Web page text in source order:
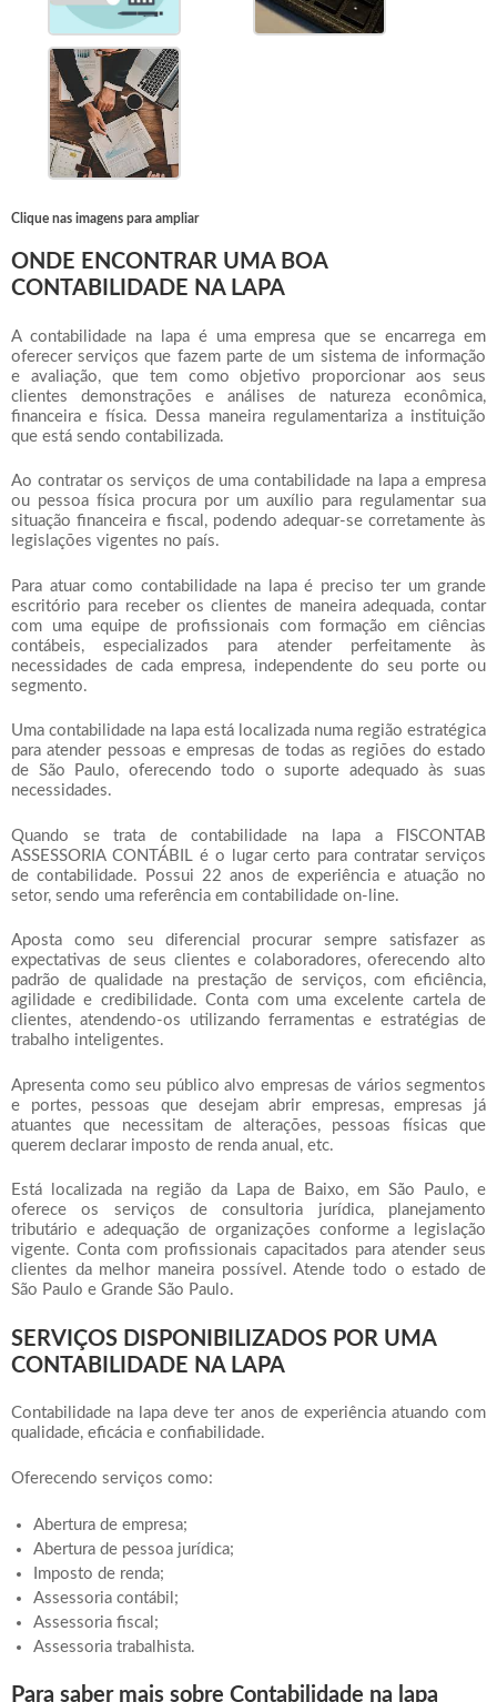
Clique nas imagens para ampliar
ONDE ENCONTRAR UMA BOA
CONTABILIDADE NA LAPA
A contabilidade na lapaé uma empresa que se encarrega em
oferecer serviços que fazem parte de um sistema de informação
e avaliação, que tem como objetivo proporcionar aos seus
clientes demonstrações e análises de natureza econômica,
financeira e física. Dessa maneira regulamentariza a instituição
que está sendo contabilizada.
Ao contratar os serviços de umacontabilidade na lapaa empresa
ou pessoa física procura por um auxílio para regulamentar sua
situação financeira e fiscal, podendo adequar-se corretamente às
legislações vigentes no país.
Para atuar como contabilidade na lapaé preciso ter um grande
escritório para receber os clientes de maneira adequada, contar
com uma equipe de profissionais com formação em ciências
contábeis, especializados para atender perfeitamente às
necessidades de cada empresa, independente do seu porte ou
segmento.
Uma contabilidade na lapa está localizada numa região estratégica
para atender pessoas e empresas de todas as regiões do estado
de São Paulo, oferecendo todo o suporte adequado às suas
necessidades.
Quando se trata de contabilidade na lapa a FISCONTAB
ASSESSORIA CONTÁBIL é o lugar certo para contratar serviços
de contabilidade. Possui 22 anos de experiência e atuação no
setor, sendo uma referência em contabilidade on-line.
Aposta como seu diferencial procurar sempre satisfazer as
expectativas de seus clientes e colaboradores, oferecendo alto
padrão de qualidade na prestação de serviços, com eficiência,
agilidade e credibilidade. Conta com uma excelente cartela de
clientes, atendendo-os utilizando ferramentas e estratégias de
trabalho inteligentes.
Apresenta como seu público alvo empresas de vários segmentos
e portes, pessoas que desejam abrir empresas, empresas já
atuantes que necessitam de alterações, pessoas físicas que
querem declarar imposto de renda anual, etc.
Está localizada na região da Lapa de Baixo, em São Paulo, e
oferece os serviços de consultoria jurídica, planejamento
tributário e adequação de organizações conforme a legislação
vigente. Conta com profissionais capacitados para atender seus
clientes da melhor maneira possível. Atende todo o estado de
São Paulo e Grande São Paulo.
SERVIÇOS DISPONIBILIZADOS POR UMA
CONTABILIDADE NA LAPA
Contabilidade na lapa deve ter anos de experiência atuando com
qualidade, eficácia e confiabilidade.
Oferecendo serviços como:
Abertura de empresa;
Abertura de pessoa jurídica;
Imposto de renda;
Assessoria contábil;
Assessoria fiscal;
Assessoria trabalhista.
Para saber mais sobre Contabilidade na lapa